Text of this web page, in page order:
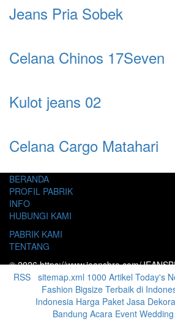
Jeans Pria Sobek
Celana Chinos 17Seven
Kulot jeans 02
Celana Cargo Matahari
BERANDA
PROFIL PABRIK
INFO
HUBUNGI KAMI
PABRIK KAMI
TENTANG
© 2026 https://www.jeansbro.com/
RSS sitemap.xml 1000 Artikel Today's
Fashion Bigsize Terbaik di
Indonesia Harga Paket Jasa
Bandung Acara Event